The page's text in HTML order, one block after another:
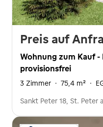
Preis auf
Wohnung zum Kauf -
provisionsfrei
3 Zimmer · 75,4 m² ·
Sankt Peter 18, St.